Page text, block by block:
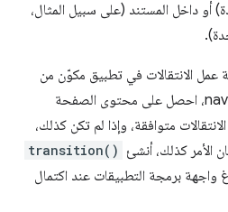
داخل المستند (على سبيل المثال،
عمل الانتقالات في تطبيق مكوّن من
صفحة واحدة. في الدالة navigate، احصل على محتوى الصفحة
متوافقة، وإذا لم تكن كذلك،
الأمر كذلك، أنشئ transition()
واجهة برمجة التطبيقات عند اكتمال